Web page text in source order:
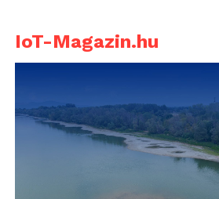
IoT-Magazin.hu